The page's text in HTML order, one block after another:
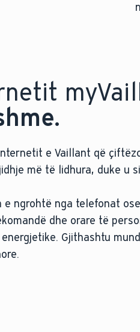
e Vaillant që
më të lidhura, duke u
e ngrohtë nga telefonat
dhe orare të
Gjithashtu